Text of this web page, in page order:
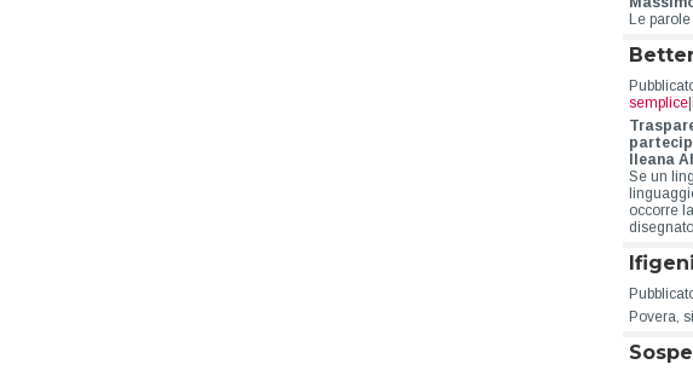
Le
semplice|
Ileana
Se un
occorre
Povera,